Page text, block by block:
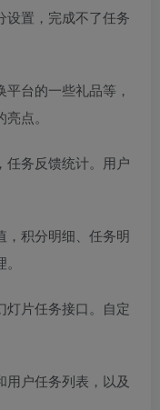
设置，完成不了任务
台的一些礼品等，
点。
任务反馈统计。用户
，积分明细、任务明
灯片任务接口。自定
户任务列表，以及